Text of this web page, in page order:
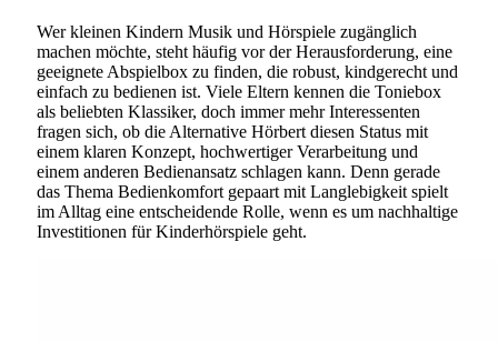
Wer kleinen Kindern Musik und Hörspiele zugänglich
machen möchte, steht häufig vor der Herausforderung, eine
geeignete Abspielbox zu finden, die robust, kindgerecht und
einfach zu bedienen ist. Viele Eltern kennen die Toniebox
als beliebten Klassiker, doch immer mehr Interessenten
fragen sich, ob die Alternative Hörbert diesen Status mit
einem klaren Konzept, hochwertiger Verarbeitung und
einem anderen Bedienansatz schlagen kann. Denn gerade
das Thema Bedienkomfort gepaart mit Langlebigkeit spielt
im Alltag eine entscheidende Rolle, wenn es um nachhaltige
Investitionen für Kinderhörspiele geht.